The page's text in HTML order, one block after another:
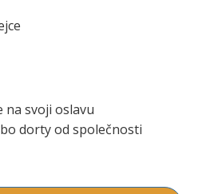
na svoji oslavu
dorty od společnosti